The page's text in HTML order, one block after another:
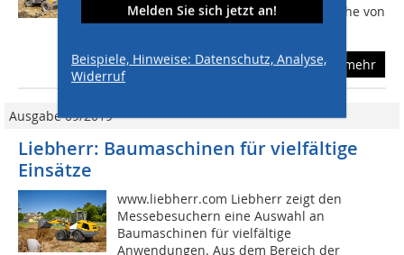
Melden Sie sich jetzt an!
Beispiele, Hinweise: Datenschutz, Analyse,
Widerruf
etwa mit einer Ladegabel eine Hubhöhe von
bis zu 4,8 Meter erreicht. Dank des...
mehr
Ausgabe 09/2019
Liebherr: Baumaschinen für vielfältige
Einsätze
www.liebherr.com Liebherr zeigt den
Messebesuchern eine Auswahl an
Baumaschinen für vielfältige
Anwendungen. Aus dem Bereich der